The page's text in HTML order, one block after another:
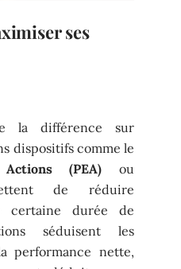
ses
la différence sur
dispositifs comme le
(PEA) ou
de réduire
certaine durée de
séduisent les
performance nette,